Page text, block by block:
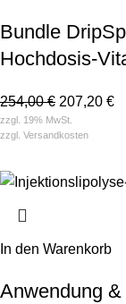
Bundle
Hochdosis-
254,00€ 207,20 €
zzgl. 19% MwSt.
zzgl. Versandkosten
In den Warenkorb
Anwendung